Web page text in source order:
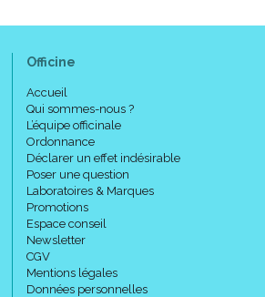
Officine
Accueil
Qui sommes-nous ?
L’équipe officinale
Ordonnance
Déclarer un effet indésirable
Poser une question
Laboratoires & Marques
Promotions
Espace conseil
Newsletter
CGV
Mentions légales
Données personnelles